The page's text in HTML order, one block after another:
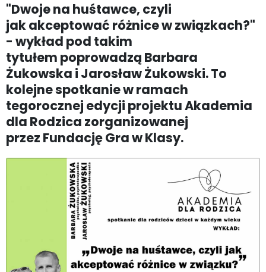
"Dwoje na huśtawce, czyli
jak akceptować różnice w związkach?"
- wykład pod takim
tytułem poprowadzą Barbara
Żukowska i Jarosław Żukowski. To
kolejne spotkanie w ramach
tegorocznej edycji projektu Akademia
dla Rodzica zorganizowanej
przez Fundację Gra w Klasy.